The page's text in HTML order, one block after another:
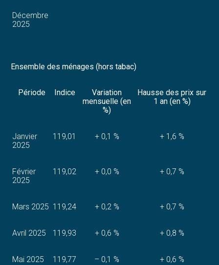
Décembre
2025
Ensemble des ménages (hors tabac)
Période Indice
Variation
mensuelle (en
%)
Hausse des prix sur
1 an (en %)
Janvier
2025
119,01 + 0,1 % + 1,6 %
Février
2025
119,02 + 0,0 % + 0,7 %
Mars 2025 119,24 + 0,2 % + 0,7 %
Avril 2025 119,93 + 0,6 % + 0,8 %
Mai 2025 119,77 – 0,1 % + 0,6 %